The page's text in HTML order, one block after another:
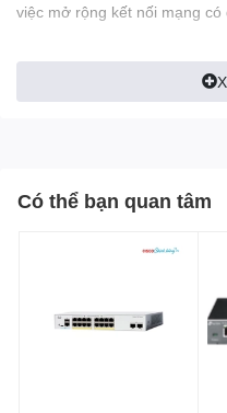
việc mở rộng kết nối mạng
Không cần cấu hình, chỉ đơn
5 cổng RJ45 tốc độ 10/
backpressure for Half
1K entry MAC address
learning.
Tự nhận cáp thẳng/
Có thể bạn quan tâm